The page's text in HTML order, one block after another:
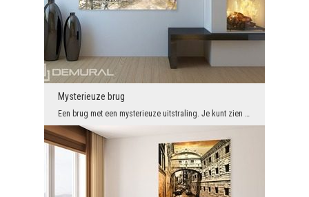
Mysterieuze brug
Een brug met een mysterieuze uitstraling. Je kunt zien dat de zon schuchter door de bomen breekt....